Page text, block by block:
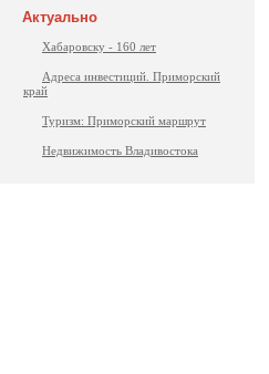
Актуально
Хабаровску - 160 лет
Адреса инвестиций. Приморский
край
Туризм: Приморский маршрут
Недвижимость Владивостока